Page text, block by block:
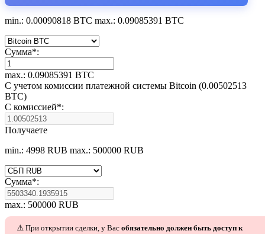
min.: 0.00090818 BTC max.: 0.09085391 BTC
Сумма*:
max.: 0.09085391 BTC
С учетом комиссии платежной системы Bitcoin (0.00502513
BTC)
С комиссией*:
Получаете
min.: 4998 RUB max.: 500000 RUB
Сумма*:
max.: 500000 RUB
⚠️ При открытии сделки, у Вас обязательно должен быть доступ к